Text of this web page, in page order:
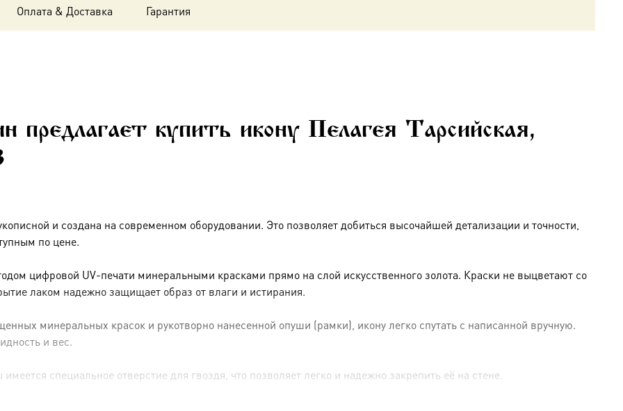
коробке
Оплата & Доставка Гарантия
предлагает купить икону Пелагея Тарсийская,
и создана на современном оборудовании. Это позволяет добиться высочайшей детализации и точности,
по цене.
цифровой UV-печати минеральными красками прямо на слой искусственного золота. Краски не выцветают со
лаком надежно защищает образ от влаги и истирания.
минеральных красок и рукотворно нанесенной опуши (рамки), икону легко спутать с написанной вручную.
и вес.
специальное отверстие для гвоздя, что позволяет легко и надежно закрепить её на стене.